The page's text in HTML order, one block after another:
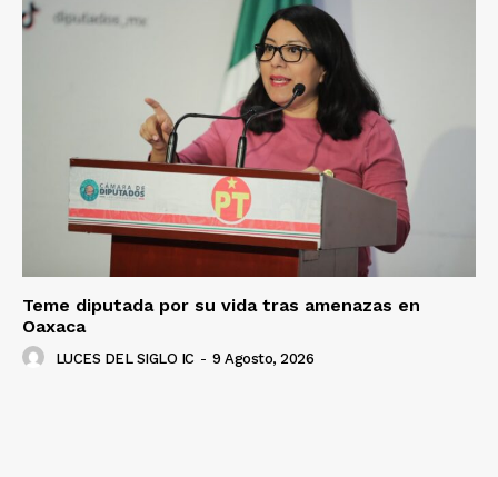
Teme diputada por su vida tras amenazas en
Oaxaca
LUCES DEL SIGLO IC - 9 Agosto, 2026